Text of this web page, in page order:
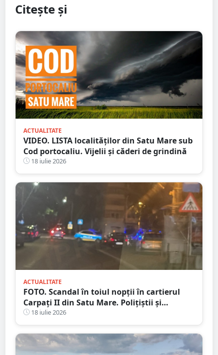
Citește și
ACTUALITATE
VIDEO. LISTA localităților din Satu Mare sub
Cod portocaliu. Vijelii și căderi de grindină
18 iulie 2026
ACTUALITATE
FOTO. Scandal în toiul nopții în cartierul
Carpați II din Satu Mare. Polițiștii și
jandarmii au intervenit după un apel la 112
18 iulie 2026